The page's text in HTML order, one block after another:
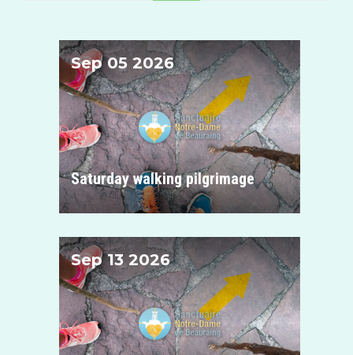
Sep 05 2026
Saturday walking pilgrimage
Sanctuaire de Notre-Dame de Beauraing
Sep 13 2026
Sanctuaire de Notre-Dame de Beauraing